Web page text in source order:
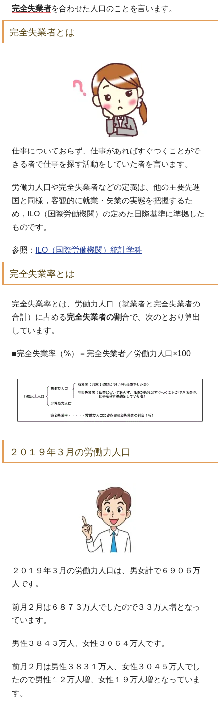
完全失業者を合わせた人口のことを言います。
完全失業者とは
仕事についておらず、仕事があればすぐつくことがで
きる者で仕事を探す活動をしていた者を言います。
労働力人口や完全失業者などの定義は、他の主要先進
国と同様，客観的に就業・失業の実態を把握するた
め，ILO（国際労働機関）の定めた国際基準に準拠した
ものです。
参照： ILO（国際労働機関）統計学科
完全失業率とは
完全失業率とは、労働力人口（就業者と完全失業者の
合計）に占める完全失業者の割合で、次のとおり算出
しています。
■完全失業率（%）＝完全失業者／労働力人口×100
２０１９年３月の労働力人口
２０１９年３月の労働力人口は、男女計で６９０６万
人です。
前月２月は６８７３万人でしたので３３万人増となっ
ています。
男性３８４３万人、女性３０６４万人です。
前月２月は男性３８３１万人、女性３０４５万人でし
たので男性１２万人増、女性１９万人増となっていま
す。